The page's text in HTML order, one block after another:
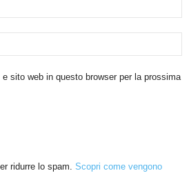
sito web in questo browser per la prossima
ridurre lo spam. Scopri come vengono